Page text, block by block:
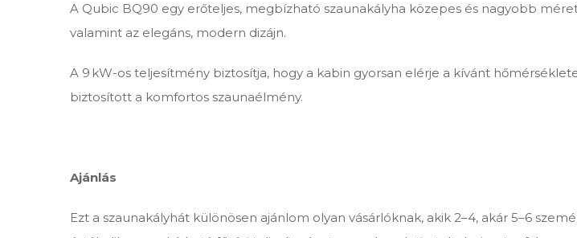
A Qubic BQ90 egy erőteljes, megbízható szaunakályha közepes és nagyobb
valamint az elegáns, modern dizájn.
A 9 kW-os teljesítmény biztosítja, hogy a kabin gyorsan elérje a kívánt
biztosított a komfortos szaunaélmény.
Ajánlás
Ezt a szaunakályhát különösen ajánlom olyan vásárlóknak, akik 2–4, akár 5–6